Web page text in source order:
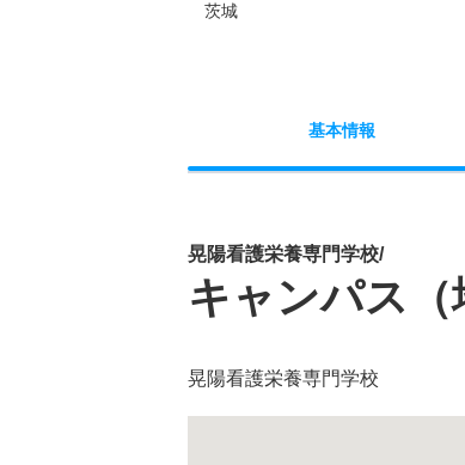
茨城
基本情報
晃陽看護栄養専門学校/
キャンパス（
晃陽看護栄養専門学校